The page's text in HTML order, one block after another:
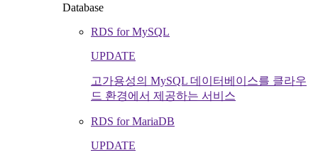
Database
RDS for MySQL
UPDATE
고가용성의 MySQL 데이터베이스를 클라우
드 환경에서 제공하는 서비스
RDS for MariaDB
UPDATE